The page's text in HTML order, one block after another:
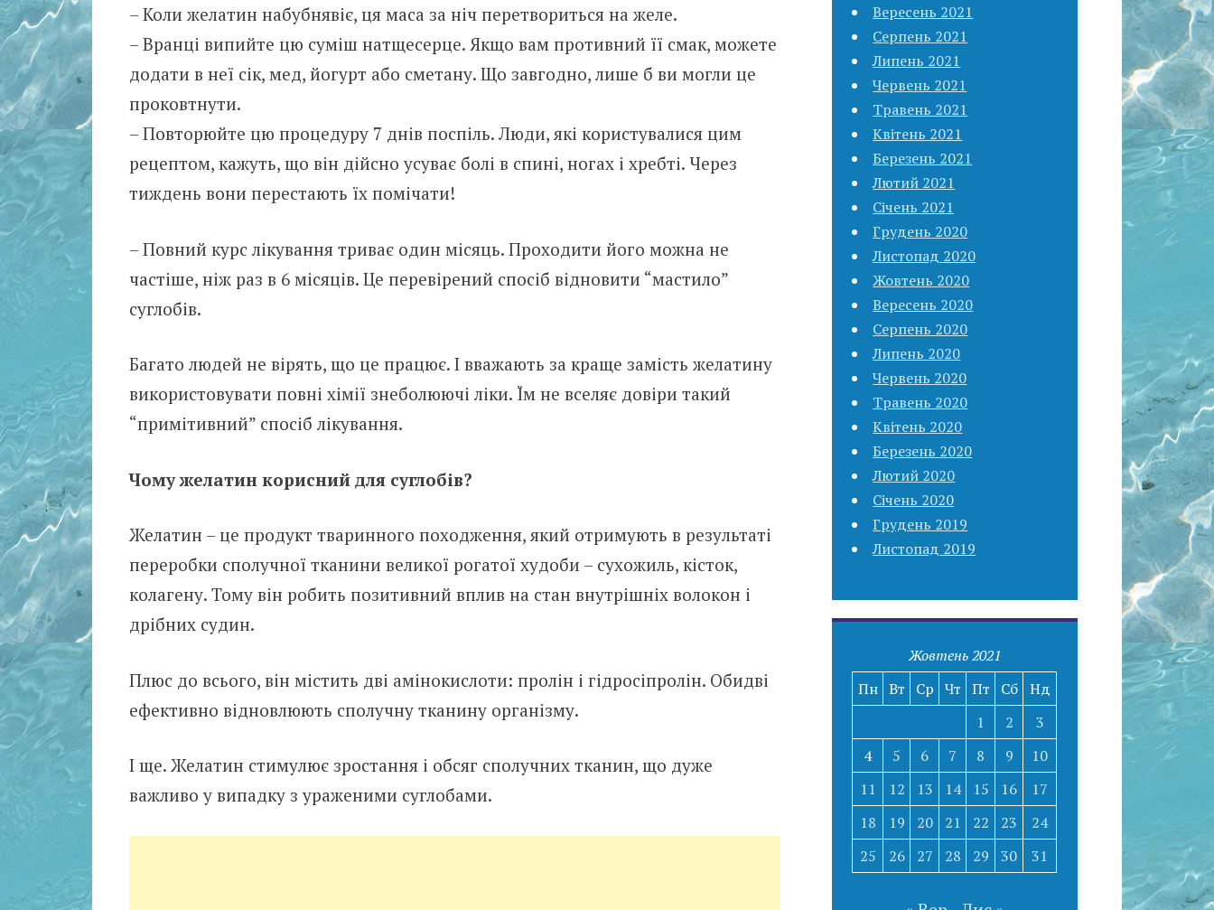
– Коли желатин набубнявіє, ця маса за ніч перетвориться на желе.
– Вранці випийте цю суміш натщесерце. Якщо вам противний її смак, можете
додати в неї сік, мед, йогурт або сметану. Що завгодно, лише б ви могли це
проковтнути.
– Повторюйте цю процедуру 7 днів поспіль. Люди, які користувалися цим
рецептом, кажуть, що він дійсно усуває болі в спині, ногах і хребті. Через
тиждень вони перестають їх помічати!
– Повний курс лікування триває один місяць. Проходити його можна не
частіше, ніж раз в 6 місяців. Це перевірений спосіб відновити “мастило”
суглобів.
Багато людей не вірять, що це працює. І вважають за краще замість желатину
використовувати повні хімії знеболюючі ліки. Їм не вселяє довіри такий
“примітивний” спосіб лікування.
Чому желатин корисний для суглобів?
Желатин – це продукт тваринного походження, який отримують в результаті
переробки сполучної тканини великої рогатої худоби – сухожиль, кісток,
колагену. Тому він робить позитивний вплив на стан внутрішніх волокон і
дрібних судин.
Плюс до всього, він містить дві амінокислоти: пролін і гідросіпролін. Обидві
ефективно відновлюють сполучну тканину організму.
І ще. Желатин стимулює зростання і обсяг сполучних тканин, що дуже
важливо у випадку з ураженими суглобами.
Вересень 2021
Серпень 2021
Липень 2021
Червень 2021
Травень 2021
Квітень 2021
Березень 2021
Лютий 2021
Січень 2021
Грудень 2020
Листопад 2020
Жовтень 2020
Вересень 2020
Серпень 2020
Липень 2020
Червень 2020
Травень 2020
Квітень 2020
Березень 2020
Лютий 2020
Січень 2020
Грудень 2019
Листопад 2019
Жовтень 2021
Пн Вт Ср Чт Пт Сб Нд
1
2
3
4
5 6 7 8 9
10
11
12 13 14 15 16
17
18
19 20 21 22 23
24
25
26 27 28 29 30 31